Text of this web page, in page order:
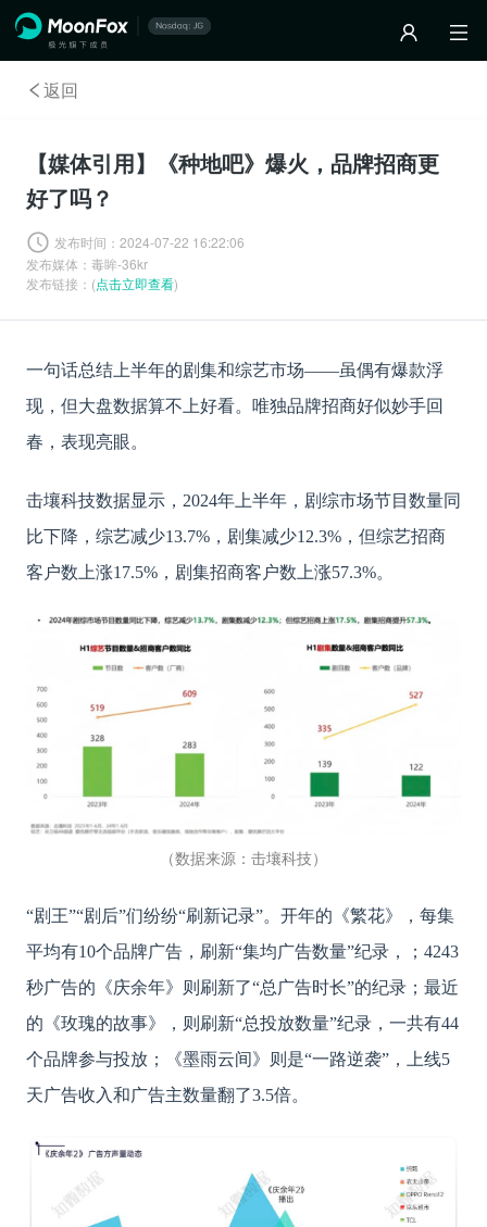
返回
【媒体引用】《种地吧》爆火，品牌招商更
好了吗？
发布时间： 2024-07-22 16:22:06
发布媒体： 毒眸-36kr
发布链接：(点击立即查看)
一句话总结上半年的剧集和综艺市场——虽偶有爆款浮
现，但大盘数据算不上好看。唯独品牌招商好似妙手回
春，表现亮眼。
击壤科技数据显示， 2024年上半年，剧综市场节目数量同
比下降，综艺减少13.7%，剧集减少12.3%，但综艺招商
客户数上涨17.5%，剧集招商客户数上涨57.3%。
（数据来源：击壤科技）
“剧王”“剧后”们纷纷“刷新记录”。开年的《繁花》，每集
平均有10个品牌广告，刷新“集均广告数量”纪录，；4243
秒广告的《庆余年》则刷新了“总广告时长”的纪录；最近
的《玫瑰的故事》，则刷新“总投放数量”纪录，一共有44
个品牌参与投放；《墨雨云间》则是“一路逆袭”，上线5
天广告收入和广告主数量翻了3.5倍。